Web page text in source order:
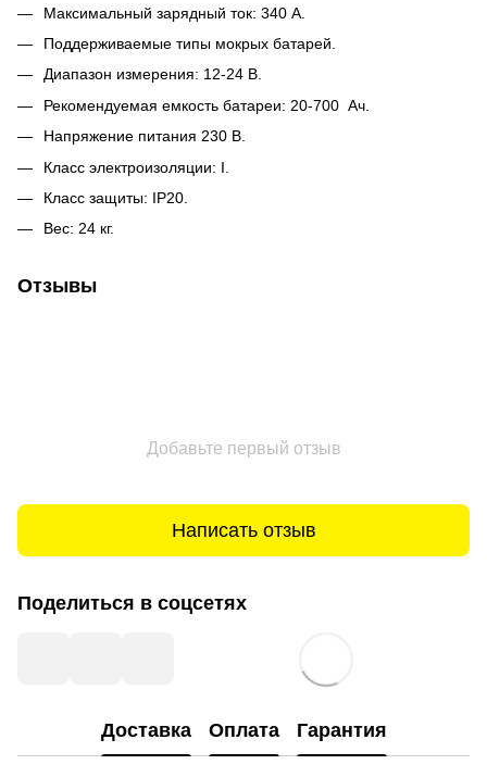
Максимальный зарядный ток: 340 А.
Поддерживаемые типы мокрых батарей.
Диапазон измерения: 12-24 В.
Рекомендуемая емкость батареи: 20-700 Ач.
Напряжение питания 230 В.
Класс электроизоляции: I.
Класс защиты: IP20.
Вес: 24 кг.
Отзывы
Добавьте первый отзыв
Написать отзыв
Поделиться в соцсетях
Доставка Оплата Гарантия